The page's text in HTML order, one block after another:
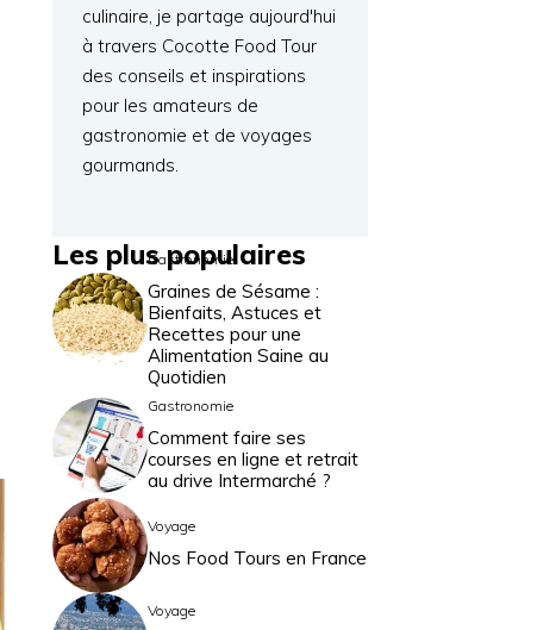
culinaire, je partage aujourd'hui
à travers Cocotte Food Tour
des conseils et inspirations
pour les amateurs de
gastronomie et de voyages
gourmands.
Les plus populaires
Gastronomie
Graines de Sésame :
Bienfaits, Astuces et
Recettes pour une
Alimentation Saine au
Quotidien
Gastronomie
Comment faire ses
courses en ligne et retrait
au drive Intermarché ?
Voyage
Nos Food Tours en France
Voyage